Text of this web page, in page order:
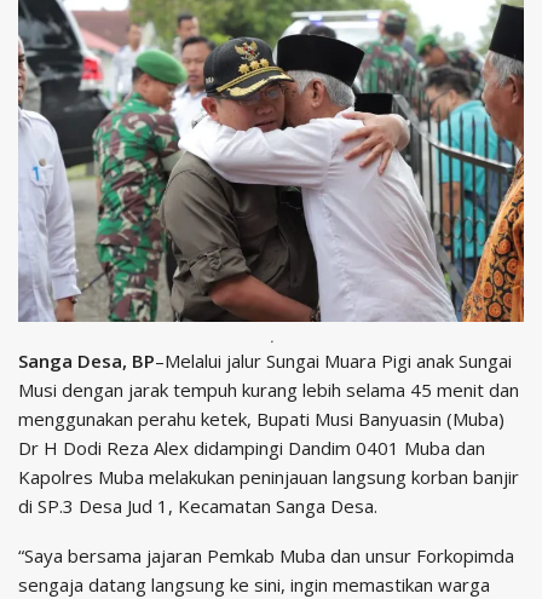
.
Sanga Desa, BP–Melalui jalur Sungai Muara Pigi anak Sungai
Musi dengan jarak tempuh kurang lebih selama 45 menit dan
menggunakan perahu ketek, Bupati Musi Banyuasin (Muba)
Dr H Dodi Reza Alex didampingi Dandim 0401 Muba dan
Kapolres Muba melakukan peninjauan langsung korban banjir
di SP.3 Desa Jud 1, Kecamatan Sanga Desa.
“Saya bersama jajaran Pemkab Muba dan unsur Forkopimda
sengaja datang langsung ke sini, ingin memastikan warga